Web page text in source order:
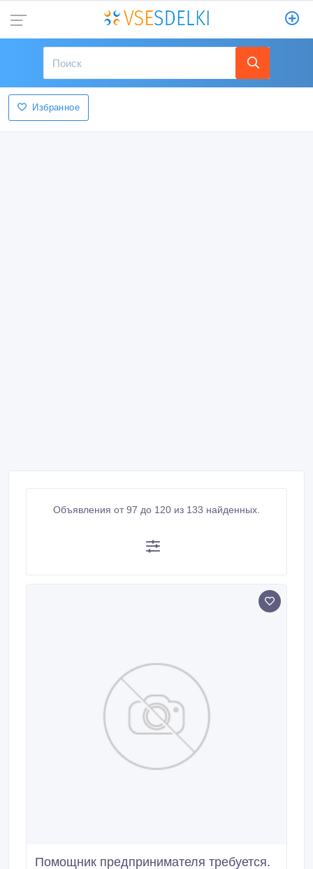
Избранное
Объявления от 97 до 120 из 133 найденных.
Помощник предпринимателя требуется.